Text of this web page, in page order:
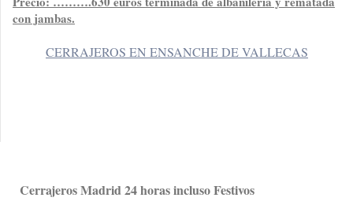
con jambas.
CERRAJEROS EN ENSANCHE DE VALLECAS
Cerrajeros Madrid 24 horas incluso Festivos